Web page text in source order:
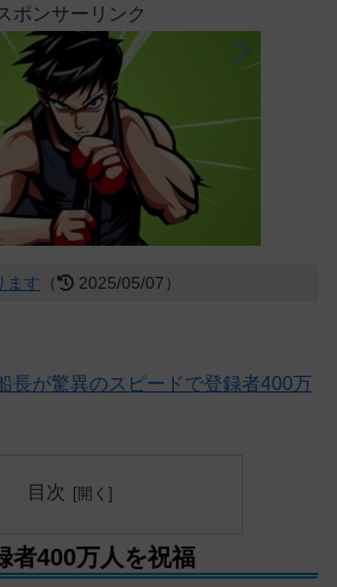
ポンサーリンク
ます （ 2025/05/07）
長が驚異のスピードで登録者400万
目次
者400万人を祝福